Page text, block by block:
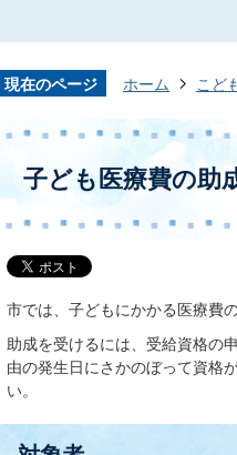
現在のページ ホーム こど
子ども医療費の助
市では、子どもにかかる医療費
助成を受けるには、受給資格の
由の発生日にさかのぼって資格
い。